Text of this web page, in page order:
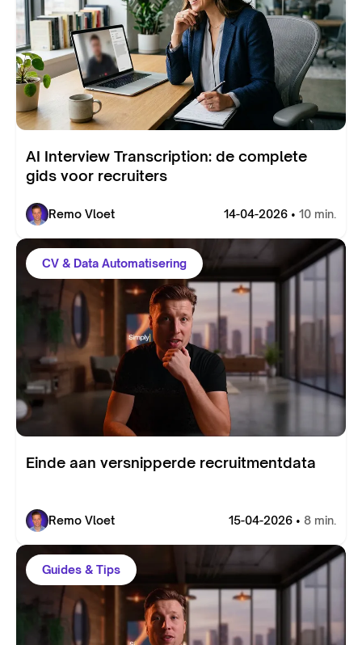
AI Interview Transcription: de complete
gids voor recruiters
Remo Vloet 14-04-2026 • 10 min.
CV & Data Automatisering
Einde aan versnipperde recruitmentdata
Remo Vloet 15-04-2026 • 8 min.
Guides & Tips